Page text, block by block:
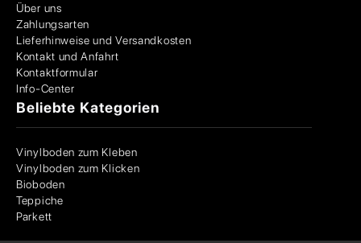
Über uns
Zahlungsarten
Lieferhinweise und Versandkosten
Kontakt und Anfahrt
Kontaktformular
Info-Center
Beliebte Kategorien
Vinylboden zum Kleben
Vinylboden zum Klicken
Bioboden
Teppiche
Parkett